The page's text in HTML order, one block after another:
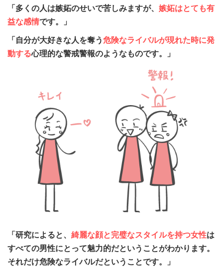
「多くの人は嫉妬のせいで苦しみますが、 嫉妬はとても有
益な感情です。」
「自分が大好きな人を奪う危険なライバルが現れた時に発
動する心理的な警戒警報のようなものです。」
「研究によると、 綺麗な顔と完璧なスタイルを持つ女性は
すべての男性にとって魅力的だということがわかります。
それだけ危険なライバルだということです。」